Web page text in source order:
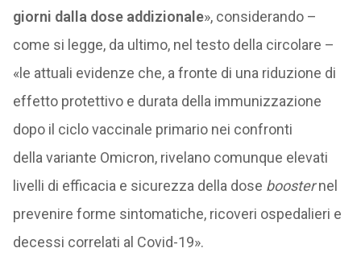
giorni dalla dose addizionale», considerando –
come si legge, da ultimo, nel testo della circolare –
«le attuali evidenze che, a fronte di una riduzione di
effetto protettivo e durata della immunizzazione
dopo il ciclo vaccinale primario nei confronti
della variante Omicron, rivelano comunque elevati
livelli di efficacia e sicurezza della dose boosternel
prevenire forme sintomatiche, ricoveri ospedalieri e
decessi correlati al Covid-19».